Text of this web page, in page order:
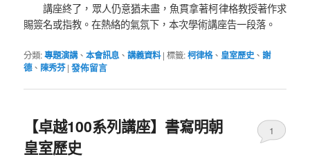
講座終了，眾人仍意猶未盡，魚貫拿著柯律格教授著作求
賜簽名或指教。在熱絡的氣氛下，本次學術講座告一段落。
分類:專題演講、本會訊息 、講義資料 |標籤:柯律格、 皇室歷史 、謝
德、 陳秀芬 |發佈留言
【卓越100系列講座】書寫明朝
皇室歷史
1